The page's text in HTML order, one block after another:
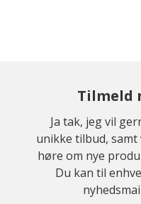
Tilmeld
Ja tak, jeg vil
unikke tilbud,
høre om nye
Du kan til